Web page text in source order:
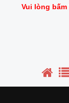
Vui lòng bấm